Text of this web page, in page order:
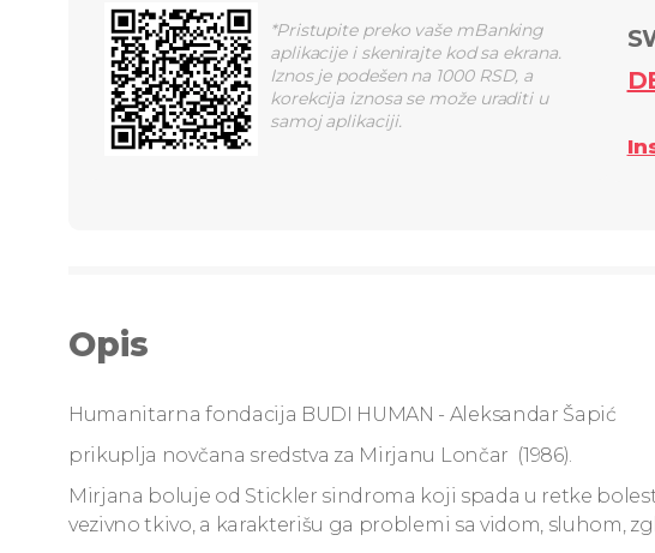
*Pristupite preko vaše mBanking
aplikacije i skenirajte kod sa ekrana.
Iznos je podešen na 1000 RSD, a
korekcija iznosa se može uraditi u
samoj aplikaciji.
Opis
Humanitarna fondacija BUDI HUMAN - Aleksandar Šapić
prikuplja novčana sredstva za Mirjanu Lončar (1986).
Mirjana boluje od Stickler sindroma koji spada u retke
vezivno tkivo, a karakterišu ga problemi sa vidom, sluhom,